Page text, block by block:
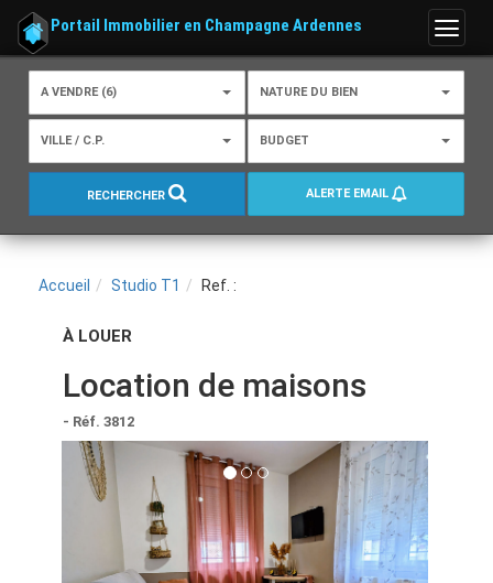
Menu
Portail Immobilier en Champagne Ardennes
A VENDRE (6) NATURE DU BIEN
VILLE / C.P. BUDGET
RECHERCHER ALERTE EMAIL
Accueil Studio T1 Ref. :
À LOUER
Location de maisons
- Réf. 3812